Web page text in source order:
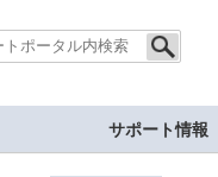
サポート情報